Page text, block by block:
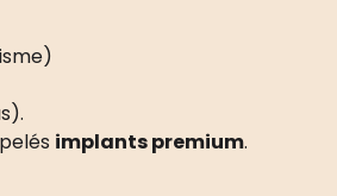
implants premium.